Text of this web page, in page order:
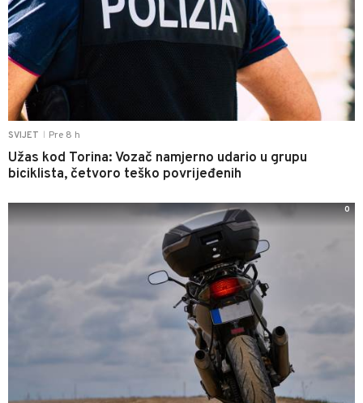
SVIJET Pre 8 h
Užas kod Torina: Vozač namjerno udario u grupu
biciklista, četvoro teško povrijeđenih
0